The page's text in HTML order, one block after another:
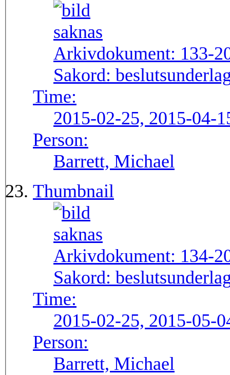
Arkivdokument: 133-
Sakord:
Time:
2015-02-25, 2015-04-
Person:
Barrett, Michael
Thumbnail
Arkivdokument: 134-
Sakord:
Time:
2015-02-25, 2015-05-
Person:
Barrett, Michael